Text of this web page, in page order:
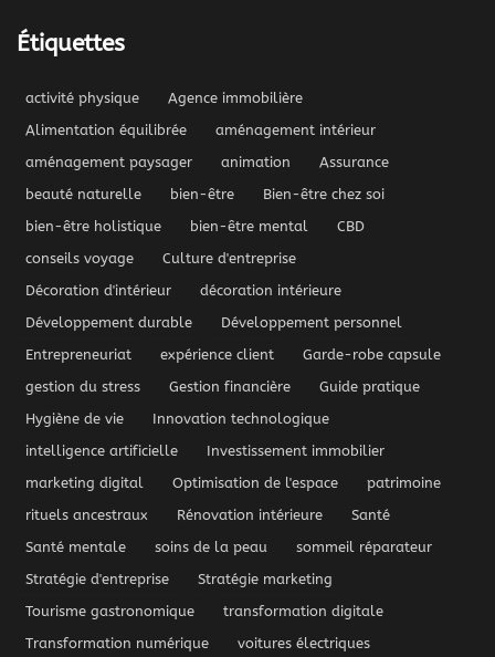
Étiquettes
activité physique
Agence immobilière
Alimentation équilibrée
aménagement intérieur
aménagement paysager
animation
Assurance
beauté naturelle
bien-être
Bien-être chez soi
bien-être holistique
bien-être mental
CBD
conseils voyage
Culture d'entreprise
Décoration d'intérieur
décoration intérieure
Développement durable
Développement personnel
Entrepreneuriat
expérience client
Garde-robe capsule
gestion du stress
Gestion financière
Guide pratique
Hygiène de vie
Innovation technologique
intelligence artificielle
Investissement immobilier
marketing digital
Optimisation de l'espace
patrimoine
rituels ancestraux
Rénovation intérieure
Santé
Santé mentale
soins de la peau
sommeil réparateur
Stratégie d'entreprise
Stratégie marketing
Tourisme gastronomique
transformation digitale
Transformation numérique
voitures électriques